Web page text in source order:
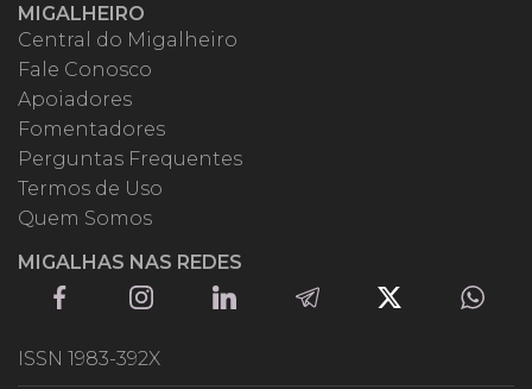
MIGALHEIRO
Central do Migalheiro
Fale Conosco
Apoiadores
Fomentadores
Perguntas Frequentes
Termos de Uso
Quem Somos
MIGALHAS NAS REDES
ISSN 1983-392X